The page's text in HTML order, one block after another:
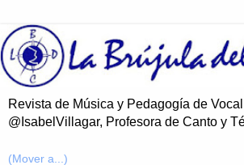
Revista de Música y Pedagogía de
@IsabelVillagar, Profesora de Canto y